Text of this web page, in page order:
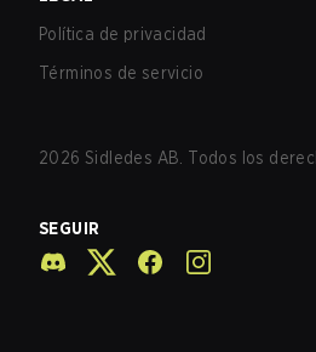
Política de privacidad
Términos de servicio
2026 Sidledes AB. Todos los
SEGUIR